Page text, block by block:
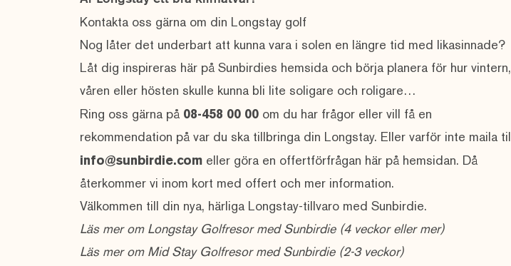
Kontakta oss gärna om din Longstay golf
Nog låter det underbart att kunna vara i solen en längre tid med likasinnade?
Låt dig inspireras här på Sunbirdies hemsida och börja planera för hur vintern,
våren eller hösten skulle kunna bli lite soligare och roligare…
Ring oss gärna på 08-458 00 00 om du har frågor eller vill få en
rekommendation på var du ska tillbringa din Longstay. Eller varför inte maila till
info@sunbirdie.com eller göra en offertförfrågan här på hemsidan. Då
återkommer vi inom kort med offert och mer information.
Välkommen till din nya, härliga Longstay-tillvaro med Sunbirdie.
Läs mer om Longstay Golfresor med Sunbirdie(4 veckor eller mer)
Läs mer om Mid Stay Golfresor med Sunbirdie(2-3 veckor)